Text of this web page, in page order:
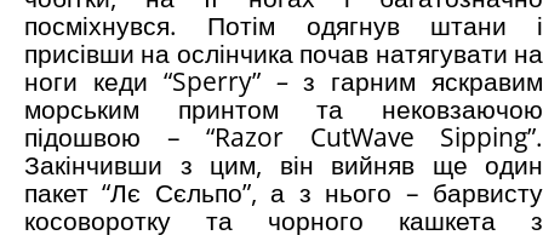
посміхнувся. Потім одягнув штани і
присівши на ослінчика почав натягувати на
ноги кеди “Sperry”–з гарним яскравим
морським принтом та нековзаючою
підошвою – “Razor CutWave Sipping”.
Закінчивши з цим, він вийняв ще один
пакет “Лє Сєльпо”, а з нього – барвисту
косоворотку та чорного кашкета з